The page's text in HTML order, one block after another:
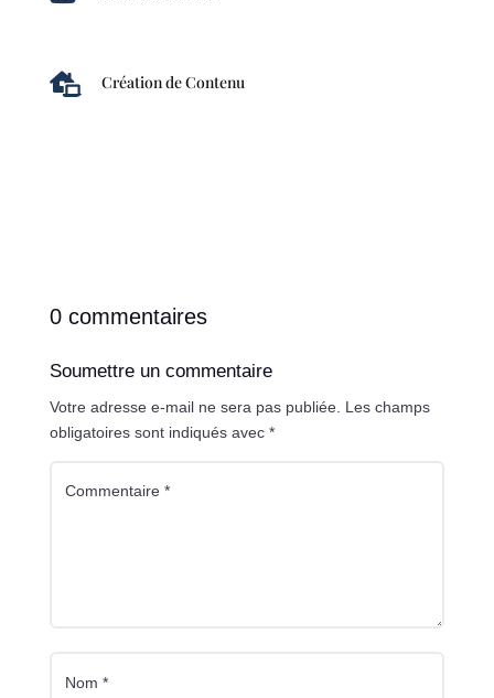
 Création de Contenu
0 commentaires
Soumettre un commentaire
Votre adresse e-mail ne sera pas publiée. Les champs
obligatoires sont indiqués avec *